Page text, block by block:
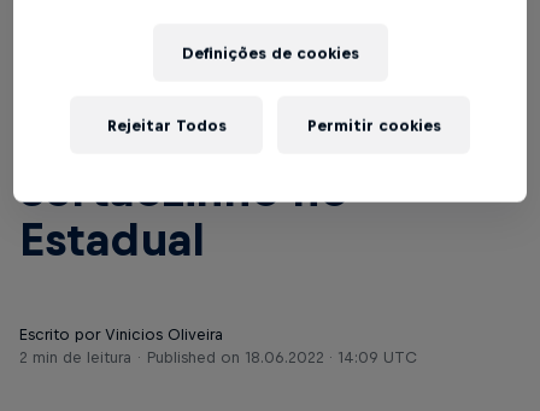
Equipes Sub-15 e Sub-
São Bento e
Sertãozinho no
Estadual
Escrito por Vinicios Oliveira
2 min de leitura
Published on 18.06.2022 · 14:09 UTC
Definições de cookies
Rejeitar Todos Permitir cookies